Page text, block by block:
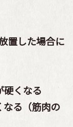
置した場合に
硬くなる
る（筋肉の